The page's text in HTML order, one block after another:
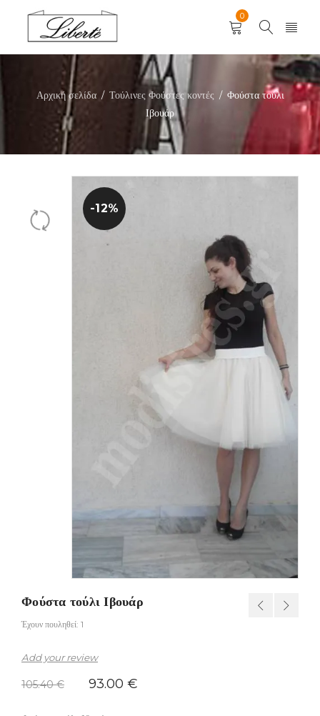
0
Αρχική σελίδα / Τούλινες Φούστες κοντές / Φούστα τούλι
Ιβουάρ
-12%
Φούστα τούλι Ιβουάρ
Έχουν πουληθεί: 1
Add your review
105.40€ 93.00 €